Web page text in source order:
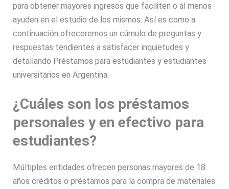
para obtener mayores ingresos que faciliten o al menos
ayuden en el estudio de los mismos. Así es como a
continuación ofreceremos un cúmulo de preguntas y
respuestas tendientes a satisfacer inquietudes y
detallando Préstamos para estudiantes y estudiantes
universitarios en Argentina.
¿Cuáles son los préstamos
personales y en efectivo para
estudiantes?
Múltiples entidades ofrecen personas mayores de 18
años créditos o préstamos para la compra de materiales